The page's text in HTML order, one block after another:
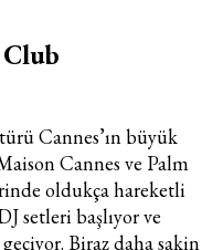
en
e-
Club
Cannes’ın büyük
Cannes ve Palm
oldukça hareketli
setleri başlıyor ve
Biraz daha sakin